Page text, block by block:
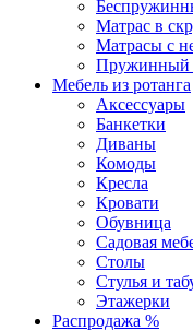
Матрас в
Матрасы с
Пружинный
Мебель из ротанга
Аксессуары
Банкетки
Диваны
Комоды
Кресла
Кровати
Обувница
Садовая
Столы
Стулья и
Этажерки
Распродажа %